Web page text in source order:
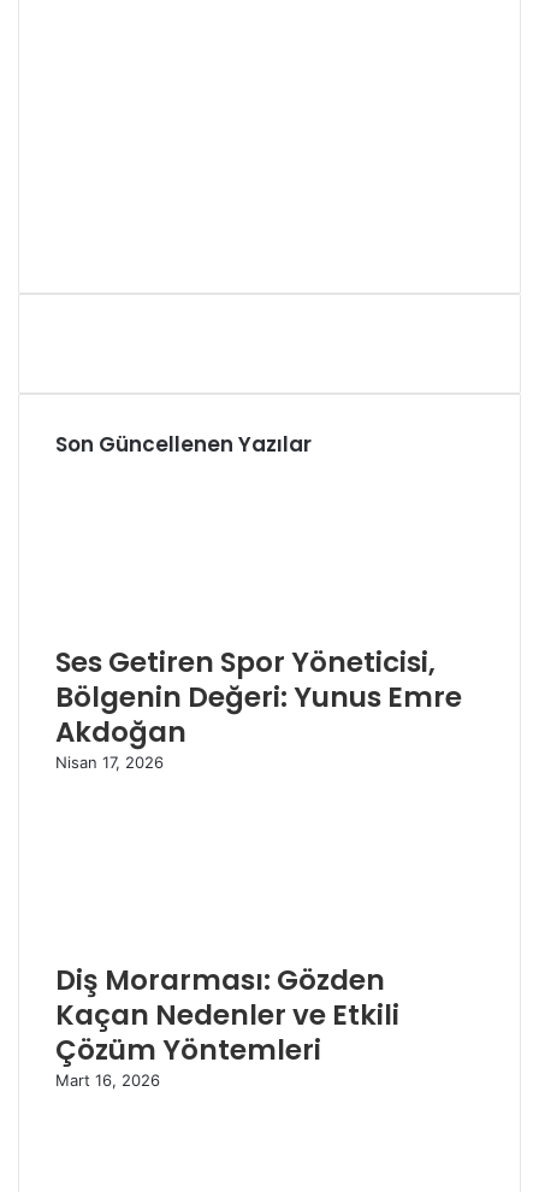
Son Güncellenen Yazılar
Ses Getiren Spor Yöneticisi,
Bölgenin Değeri: Yunus Emre
Akdoğan
Nisan 17, 2026
Diş Morarması: Gözden
Kaçan Nedenler ve Etkili
Çözüm Yöntemleri
Mart 16, 2026